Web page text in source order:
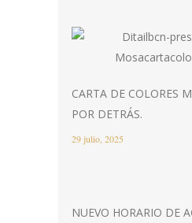
CARTA DE COLORES
POR DETRÁS.
29 julio, 2025
NUEVO HORARIO DE